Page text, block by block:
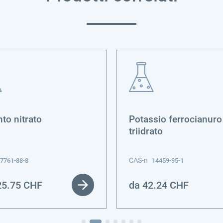
nitrato
7761-88-8
CHF
Potassio ferrocianuro
triidrato
CAS-n 14459-95-1
da 42.24 CHF